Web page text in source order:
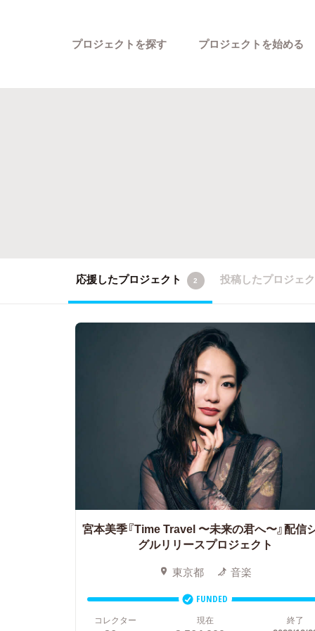
プロジェクトを探す プロジェクトを始める
応援したプロジェクト 2 投稿したプロジェ
宮本美季『Time Travel 〜未来の君へ〜』配信
グルリリースプロジェクト
東京都 音楽
FUNDED
コレクター
現在 終了